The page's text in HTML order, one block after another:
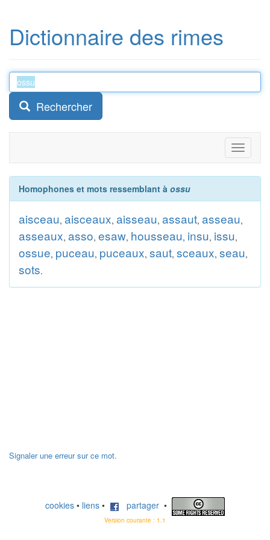
Dictionnaire des rimes
Rechercher
Toggle
Homophones et mots ressemblant à ossu
aisceau, aisceaux, aisseau, assaut, asseau,
asseaux, asso, esaw, housseau, insu, issu,
ossue, puceau, puceaux, saut, sceaux, seau,
sots.
Signaler une erreur sur ce mot.
cookies • liens • partager •
Version courante : 1.1